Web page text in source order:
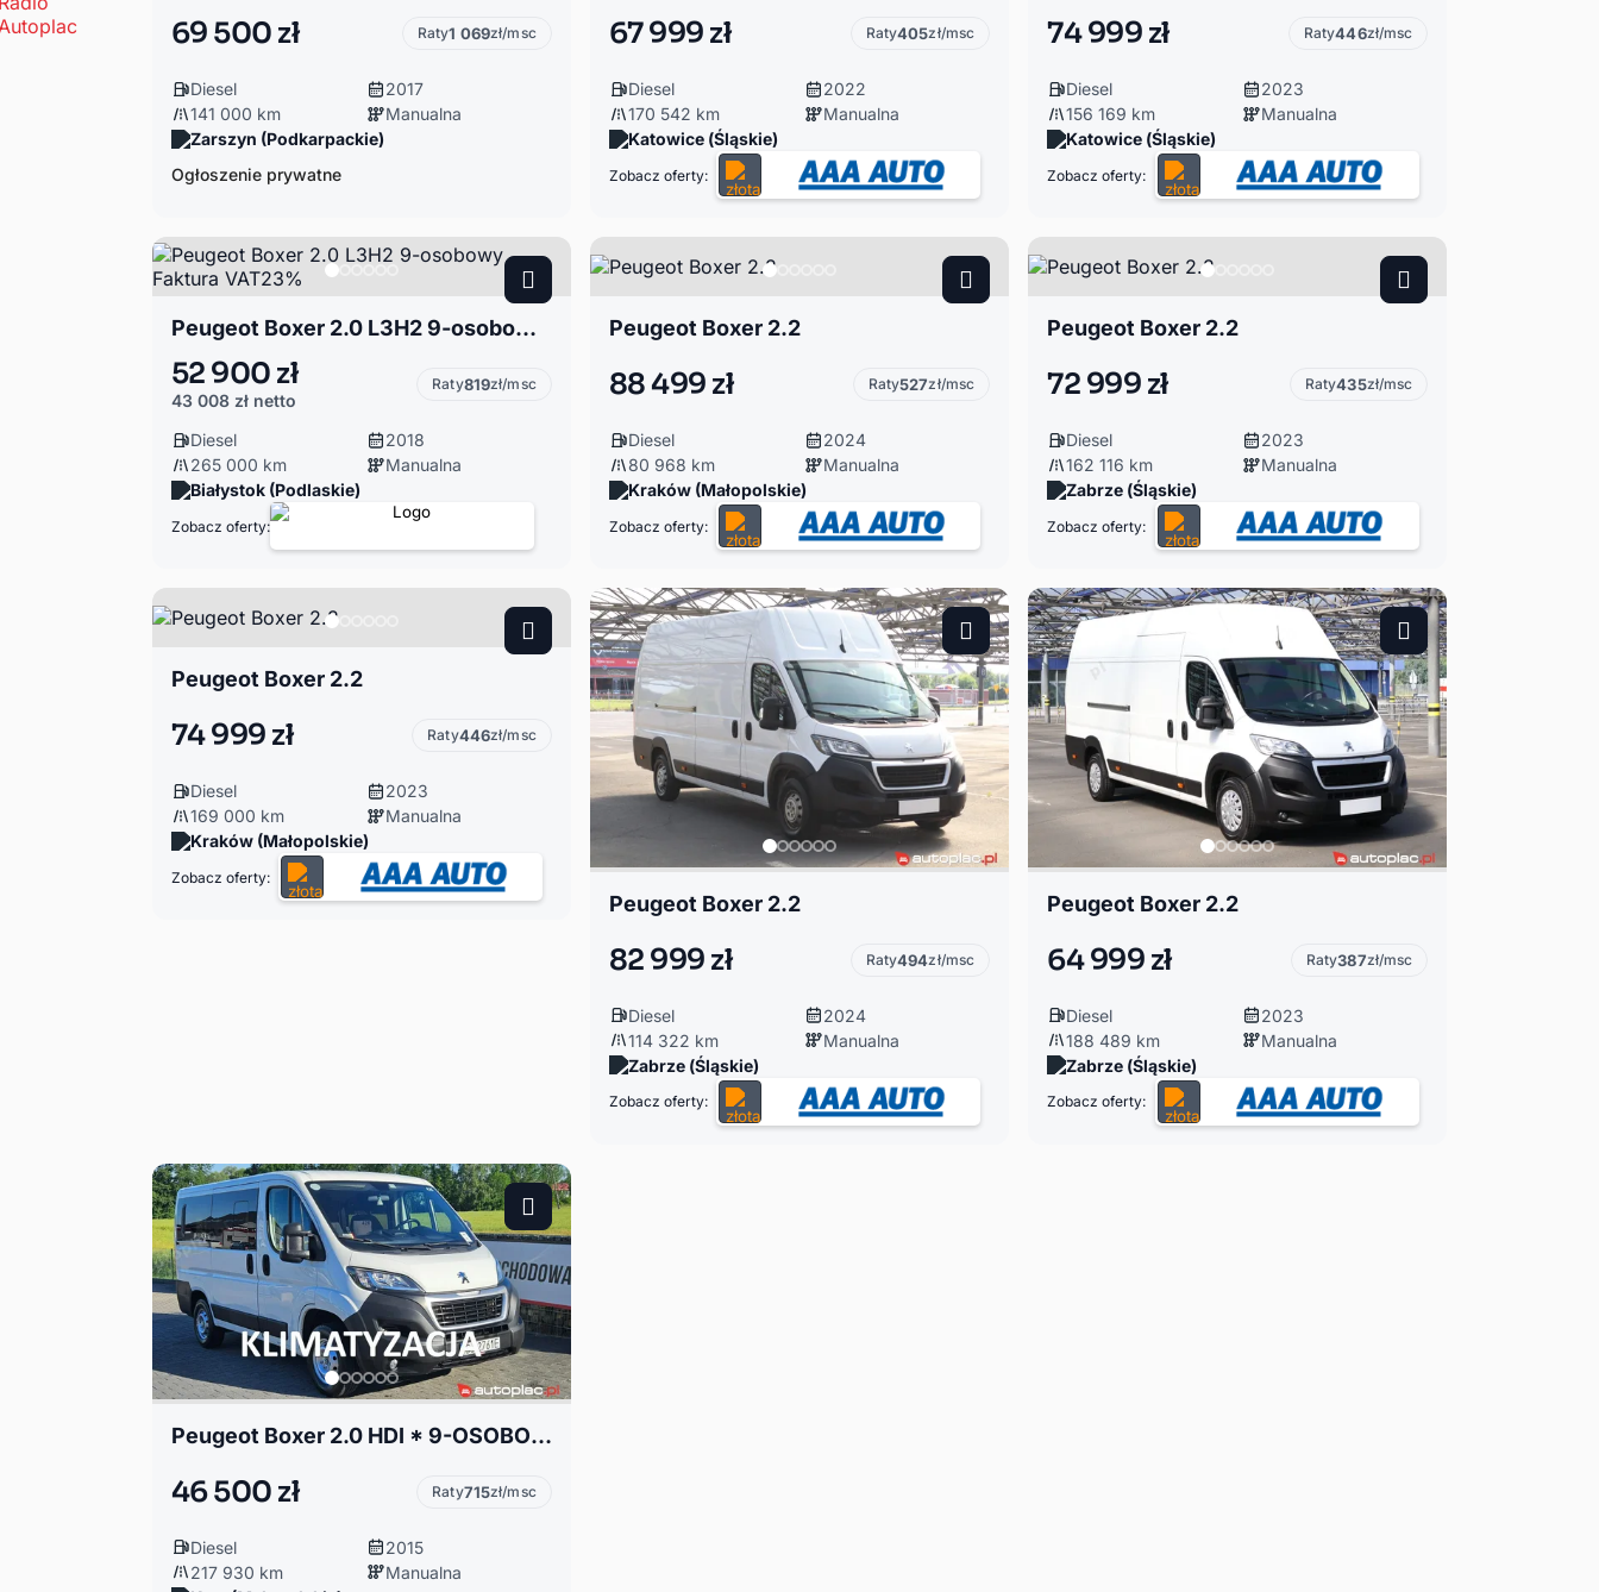
69 500 zł Raty1 069zł/msc
Diesel
2017
141 000 km
Manualna
Zarszyn (Podkarpackie)
Ogłoszenie prywatne
67 999 zł Raty405zł/msc
Diesel
2022
170 542 km
Manualna
Katowice (Śląskie)
Zobacz oferty:
74 999 zł Raty446zł/msc
Diesel
2023
156 169 km
Manualna
Katowice (Śląskie)
Zobacz oferty:
Peugeot Boxer 2.0 L3H2 9-osobowy Faktura VAT23%
52 900 zł
43 008 zł netto
Raty819zł/msc
Diesel
2018
265 000 km
Manualna
Białystok (Podlaskie)
Zobacz oferty:
Peugeot Boxer 2.2
88 499 zł Raty527zł/msc
Diesel
2024
80 968 km
Manualna
Kraków (Małopolskie)
Zobacz oferty:
Peugeot Boxer 2.2
72 999 zł Raty435zł/msc
Diesel
2023
162 116 km
Manualna
Zabrze (Śląskie)
Zobacz oferty:
Peugeot Boxer 2.2
74 999 zł Raty446zł/msc
Diesel
2023
169 000 km
Manualna
Kraków (Małopolskie)
Zobacz oferty:
Peugeot Boxer 2.2
82 999 zł Raty494zł/msc
Diesel
2024
114 322 km
Manualna
Zabrze (Śląskie)
Zobacz oferty:
Peugeot Boxer 2.2
64 999 zł Raty387zł/msc
Diesel
2023
188 489 km
Manualna
Zabrze (Śląskie)
Zobacz oferty:
Peugeot Boxer 2.0 HDI * 9-OSOBOWY * 6-biegowy * klima * nawiewy tył * ICDauto
46 500 zł Raty715zł/msc
Diesel
2015
217 930 km
Manualna